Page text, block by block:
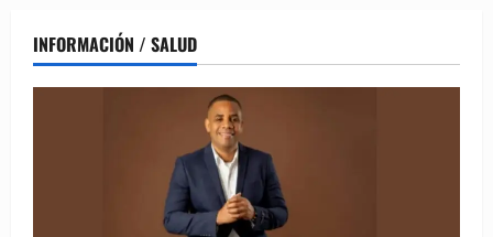
INFORMACIÓN / SALUD